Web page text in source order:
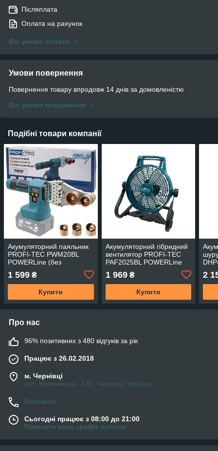
Післяплата
Оплата на рахунок
Всі умови оплати
Умови повернення
Повернення товару впродовж 14 днів за домовленістю
Всі умови повернення
Подібні товари компанії
Акумуляторний паяльник
PROFI-TEC PWM20BL
POWERLine (без
акумулятора та зарядного
пристрою)
1 599 ₴
Купити
Акумуляторний гібридний
вентилятор PROFI-TEC
PAF2025BL POWERLine
зарядного пристрою)
1 969₴
Купити
2
Про нас
96% позитивних з 480 відгуків за рік
Працює з 26.02.2018
м. Чернівці
вул. Калинівська, 13Б, Чернівці, Україна
Контакти
Сьогодні працює з 08:00 до 21:00
Показати весь графік роботи